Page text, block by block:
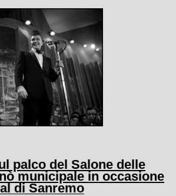
palco del Salone delle
municipale in occasione
di Sanremo